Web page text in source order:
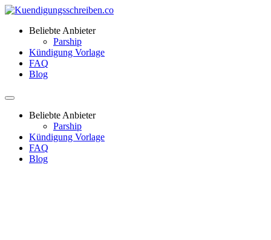
Beliebte Anbieter
Parship
Kündigung Vorlage
FAQ
Blog
Beliebte Anbieter
Parship
Kündigung Vorlage
FAQ
Blog